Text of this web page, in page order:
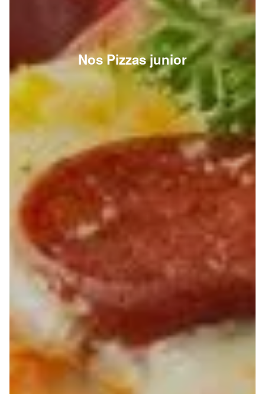
Nos Pizzas junior